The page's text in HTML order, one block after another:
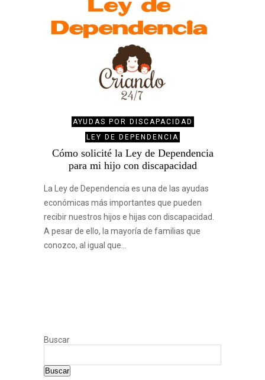
AYUDAS POR DISCAPACIDAD
LEY DE DEPENDENCIA
Cómo solicité la Ley de Dependencia
para mi hijo con discapacidad
La Ley de Dependencia es una de las ayudas
económicas más importantes que pueden
recibir nuestros hijos e hijas con discapacidad.
A pesar de ello, la mayoría de familias que
conozco, al igual que…
Buscar
Buscar